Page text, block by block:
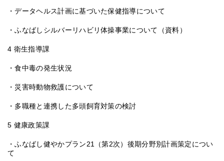
・データヘルス計画に基づいた保健指導について
・ふなばしシルバーリハビリ体操事業について（資料）
4 衛生指導課
・食中毒の発生状況
・災害時動物救護について
・多職種と連携した多頭飼育対策の検討
5 健康政策課
・ふなばし健やかプラン21（第2次）後期分野別計画策定につい
て